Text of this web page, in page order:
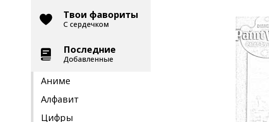
Твои фавориты
С сердечком
Последние
Добавленные
Аниме
Алфавит
Цифры